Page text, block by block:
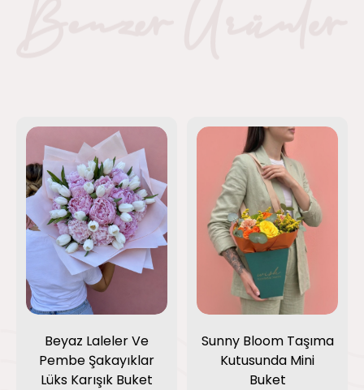
Beyaz Laleler Ve
Pembe Şakayıklar
Lüks Karışık Buket
Sunny Bloom Taşıma
Kutusunda Mini
Buket